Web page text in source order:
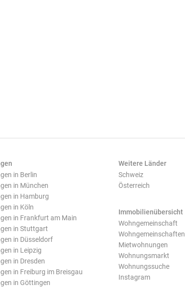
in Berlin
in München
in Hamburg
in Köln
in Frankfurt am Main
in Stuttgart
in Düsseldorf
in Leipzig
in Dresden
in Freiburg im Breisgau
in Göttingen
Weitere Länder
Schweiz
Österreich
Immobilienübersicht
Wohngemeinschaft
Wohngemeinschaften
Mietwohnungen
Wohnungsmarkt
Wohnungssuche
Instagram